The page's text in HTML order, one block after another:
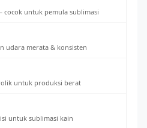
untuk pemula sublimasi
udara merata & konsisten
untuk produksi berat
untuk sublimasi kain